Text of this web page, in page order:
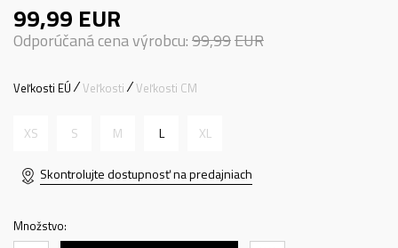
99,99 EUR
Odporúčaná cena výrobcu:99,99EUR
Veľkosti EÚ Veľkosti Veľkosti CM
XS S M L XL
Skontrolujte dostupnosť na predajniach
Množstvo: